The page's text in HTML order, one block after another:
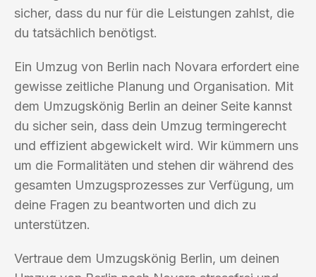
sicher, dass du nur für die Leistungen zahlst, die
du tatsächlich benötigst.
Ein Umzug von Berlin nach Novara erfordert eine
gewisse zeitliche Planung und Organisation. Mit
dem Umzugskönig Berlin an deiner Seite kannst
du sicher sein, dass dein Umzug termingerecht
und effizient abgewickelt wird. Wir kümmern uns
um die Formalitäten und stehen dir während des
gesamten Umzugsprozesses zur Verfügung, um
deine Fragen zu beantworten und dich zu
unterstützen.
Vertraue dem Umzugskönig Berlin, um deinen